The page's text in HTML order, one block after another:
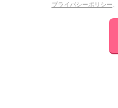
プライバシーポリシー